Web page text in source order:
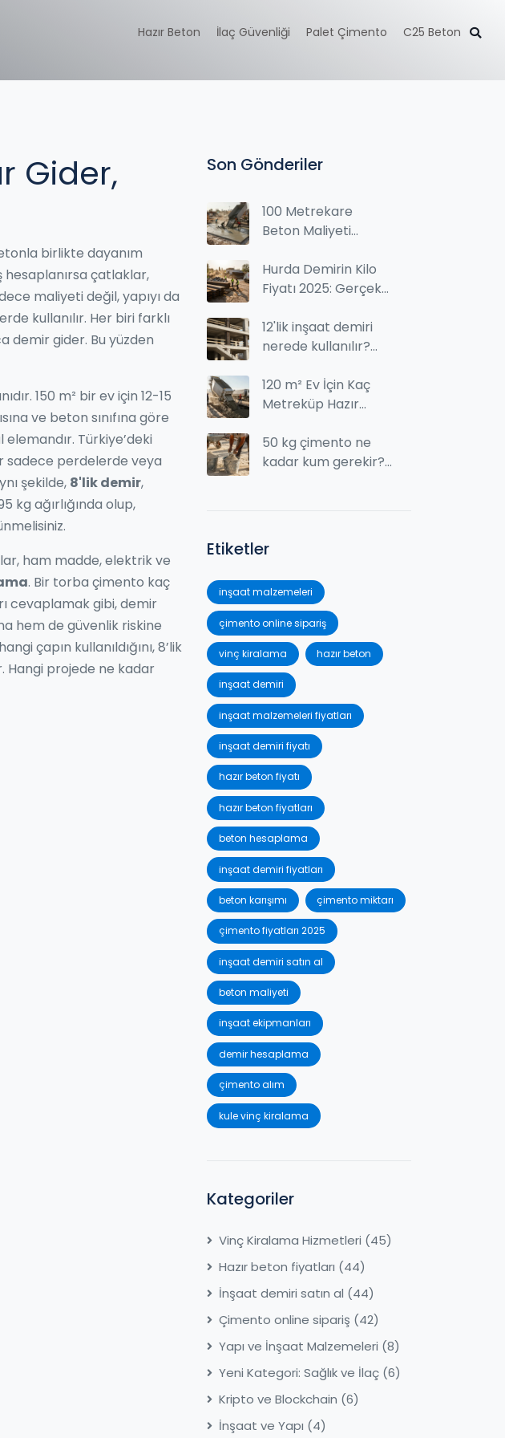
Hazır Beton İlaç Güvenliği Palet Çimento C25 Beton
Gider,
birlikte dayanım
hesaplanırsa çatlaklar,
maliyeti değil, yapıyı da
kullanılır. Her biri farklı
demir gider. Bu yüzden
. 150 m² bir ev için 12-15
ve beton sınıfına göre
elemandır. Türkiye’deki
sadece perdelerde veya
şekilde, 8'lik demir,
kg ağırlığında olup,
ham madde, elektrik ve
. Bir torba çimento kaç
cevaplamak gibi, demir
hem de güvenlik riskine
çapın kullanıldığını, 8’lik
Hangi projede ne kadar
Son Gönderiler
100 Metrekare
Beton Maliyeti
Fiyatlar ve
Hesaplama
Hurda Demirin Kilo
Fiyatı 2025: Gerçek
Alma Rehberi
12'lik inşaat demiri
nerede kullanılır?
alanları
120 m² Ev İçin Kaç
Metreküp Hazır
ve Hesaplama
Rehberi
50 kg çimento ne
kadar kum gerekir?
Etiketler
inşaat malzemeleri
çimento online sipariş
vinç kiralama hazır beton
inşaat demiri
inşaat malzemeleri fiyatları
inşaat demiri fiyatı
hazır beton fiyatı
hazır beton fiyatları
beton hesaplama
inşaat demiri fiyatları
beton karışımı çimento miktarı
çimento fiyatları 2025
inşaat demiri satın al
beton maliyeti
inşaat ekipmanları
demir hesaplama
çimento alım
kule vinç kiralama
Kategoriler
Vinç Kiralama Hizmetleri (45)
Hazır beton fiyatları (44)
İnşaat demiri satın al (44)
Çimento online sipariş (42)
Yapı ve İnşaat Malzemeleri (8)
Yeni Kategori: Sağlık ve İlaç (6)
Kripto ve Blockchain (6)
İnşaat ve Yapı (4)